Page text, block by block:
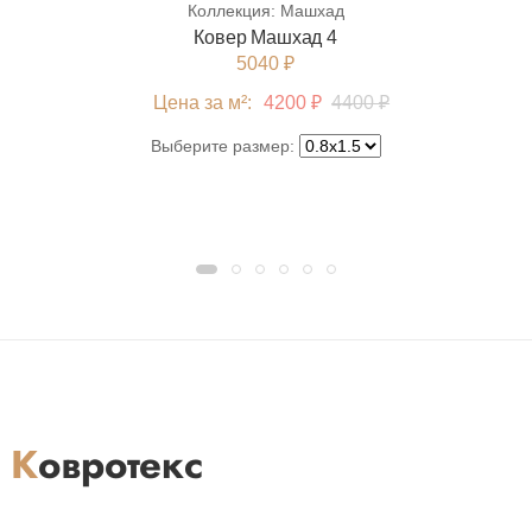
Коллекция: Машхад
Ковер Машхад 4
5040 ₽
Цена за м²:
4200 ₽ 4400 ₽
Выберите размер: